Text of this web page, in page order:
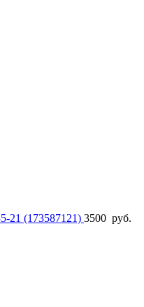
21 (173587121) 3500 руб.